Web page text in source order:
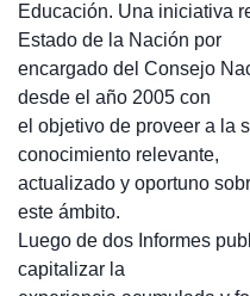
Educación. Una iniciativa
Estado de la Nación por
encargado del Consejo
desde el año 2005 con
el objetivo de proveer a la
conocimiento relevante,
actualizado y oportuno
este ámbito.
Luego de dos Informes
capitalizar la